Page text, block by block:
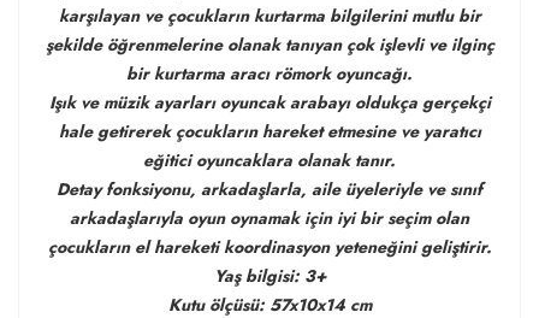
karşılayan ve çocukların kurtarma bilgilerini mutlu bir
şekilde öğrenmelerine olanak tanıyan çok işlevli ve ilginç
bir kurtarma aracı römork oyuncağı.
Işık ve müzik ayarları oyuncak arabayı oldukça gerçekçi
hale getirerek çocukların hareket etmesine ve yaratıcı
eğitici oyuncaklara olanak tanır.
Detay fonksiyonu, arkadaşlarla, aile üyeleriyle ve sınıf
arkadaşlarıyla oyun oynamak için iyi bir seçim olan
çocukların el hareketi koordinasyon yeteneğini geliştirir.
Yaş bilgisi: 3+
Kutu ölçüsü: 57x10x14 cm